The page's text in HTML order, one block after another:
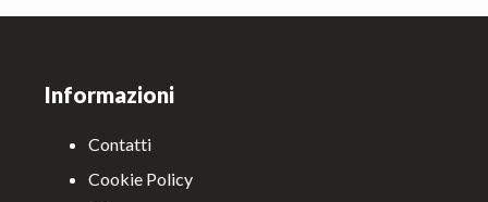
Informazioni
Contatti
Cookie Policy